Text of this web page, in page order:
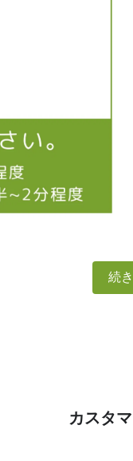
続
カスタ